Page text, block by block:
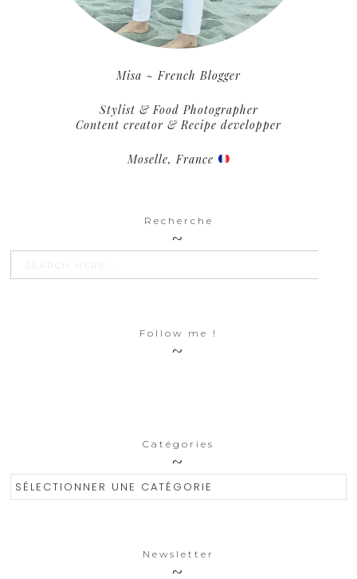
Misa ~ French Blogger
Stylist & Food Photographer
Content creator & Recipe developper
Moselle, France
Recherche
Search SEARCH
Follow me !
Catégories
Catégories
Newsletter